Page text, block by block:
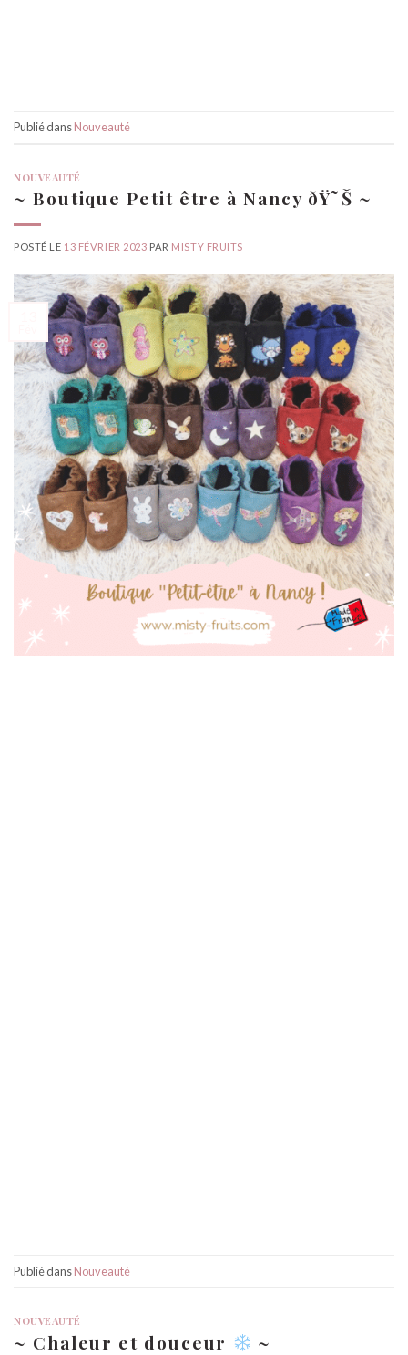
Publié dansNouveauté
NOUVEAUTÉ
~ Boutique Petit être à Nancy ðŸ˜Š ~
POSTÉ LE 13 FÉVRIER 2023 PAR MISTY FRUITS
Publié dansNouveauté
NOUVEAUTÉ
~ Chaleur et douceur ~